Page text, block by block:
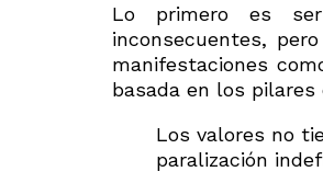
Lo primero es ser
inconsecuentes,
manifestaciones
basada en los
Los valores no
paralización